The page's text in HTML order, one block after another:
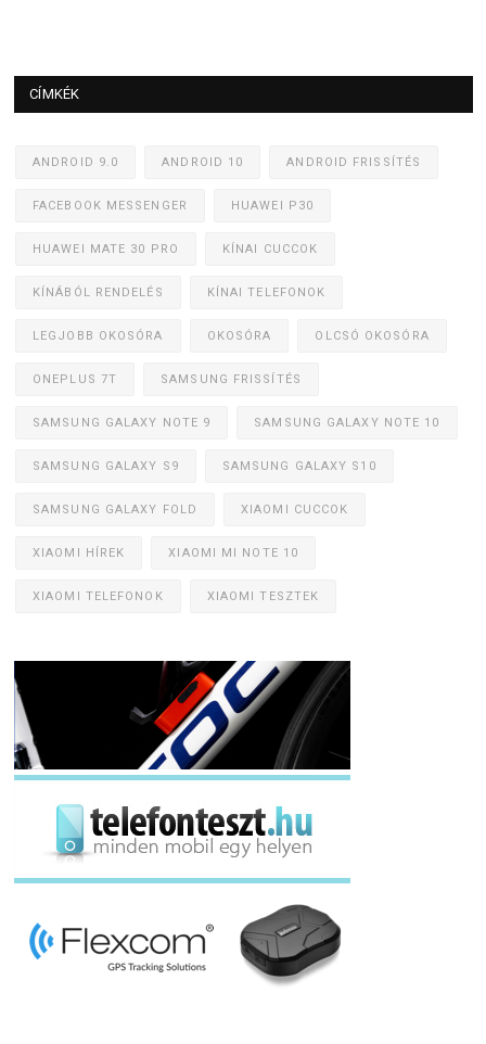
CÍMKÉK
ANDROID 9.0 ANDROID 10 ANDROID FRISSÍTÉS
FACEBOOK MESSENGER HUAWEI P30
HUAWEI MATE 30 PRO KÍNAI CUCCOK
KÍNÁBÓL RENDELÉS KÍNAI TELEFONOK
LEGJOBB OKOSÓRA OKOSÓRA OLCSÓ OKOSÓRA
ONEPLUS 7T SAMSUNG FRISSÍTÉS
SAMSUNG GALAXY NOTE 9 SAMSUNG GALAXY NOTE 10
SAMSUNG GALAXY S9 SAMSUNG GALAXY S10
SAMSUNG GALAXY FOLD XIAOMI CUCCOK
XIAOMI HÍREK XIAOMI MI NOTE 10
XIAOMI TELEFONOK XIAOMI TESZTEK